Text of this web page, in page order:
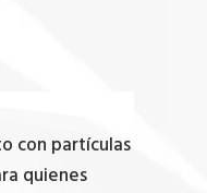
con partículas
quienes